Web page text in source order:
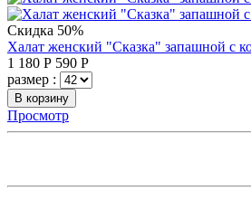
Скидка 50%
Халат женский "Сказка" запашной с
1 180 Р 590 Р
размер :
В корзину
Просмотр